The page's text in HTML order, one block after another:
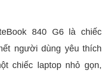
840 G6 là chiếc
người dùng yêu thích
chiếc laptop nhỏ gọn,